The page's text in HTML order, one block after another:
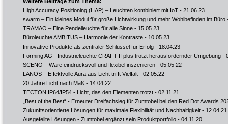
High Accuracy Positioning (HAP) – Leuchten kombiniert mit IoT - 21.06.23
swarm – Ein kleines Modul für große Lichtwirkung und mehr Wohlbefinden im Büro
TRAMAO – Eine Pendelleuchte für alle Sinne - 15.05.23
Büroleuchte AMBITUS – Harmonie der Kontraste - 10.05.23
Innovative Produkte als zentraler Schlüssel für Erfolg - 18.04.23
Forming AG - Industrieleuchte CRAFT II plus trotzt herausfordernder Umgebung -
SCENO – Ware eindrucksvoll und flexibel inszenieren - 05.05.22
LANOS – Effektvolle Aura aus Licht trifft Vielfalt - 02.05.22
20 Jahre Licht nach Maß - 14.04.22
TECTON IP64/IP54 - Licht, das den Elementen trotzt - 02.11.21
„Best of the Best“ - Erneuter Dreifachsieg für Zumtobel bei den Red Dot Awards
Zukunftsorientierte Lösungen für maximale Flexibilität und Nachhaltigkeit - 12.04.21
Ausgefeilte Lösungen - Zumtobel ergänzt sein Produktportfolio - 04.11.20